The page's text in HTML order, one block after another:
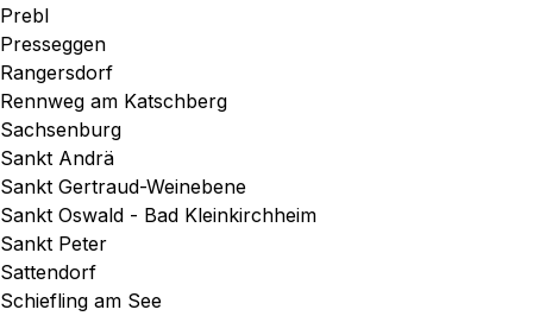
Prebl
Presseggen
Rangersdorf
Rennweg am Katschberg
Sachsenburg
Sankt Andrä
Sankt Gertraud-Weinebene
Sankt Oswald - Bad Kleinkirchheim
Sankt Peter
Sattendorf
Schiefling am See